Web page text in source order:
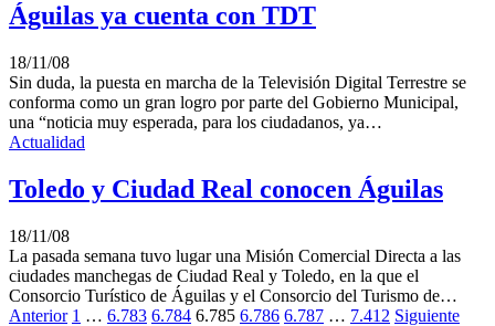
Águilas ya cuenta con TDT
18/11/08
Sin duda, la puesta en marcha de la Televisión Digital Terrestre se
conforma como un gran logro por parte del Gobierno Municipal,
una “noticia muy esperada, para los ciudadanos, ya…
Actualidad
Toledo y Ciudad Real conocen Águilas
18/11/08
La pasada semana tuvo lugar una Misión Comercial Directa a las
ciudades manchegas de Ciudad Real y Toledo, en la que el
Consorcio Turístico de Águilas y el Consorcio del Turismo de…
Anterior 1 … 6.783 6.784 6.785 6.786 6.787 … 7.412 Siguiente